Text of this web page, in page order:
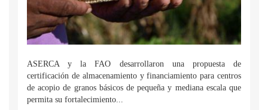
ASERCA y la FAO desarrollaron una propuesta de
certificación de almacenamiento y financiamiento para centros
de acopio de granos básicos de pequeña y mediana escala que
permita su fortalecimiento...